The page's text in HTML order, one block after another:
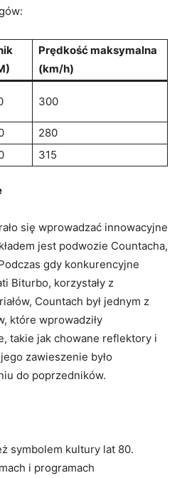
Prędkość maksymalna
(km/h)
300
280
315
się wprowadzać innowacyjne
jest podwozie Countacha,
gdy konkurencyjne
Biturbo, korzystały z
Countach był jednym z
które wprowadziły
takie jak chowane reflektory i
zawieszenie było
do poprzedników.
symbolem kultury lat 80.
i programach